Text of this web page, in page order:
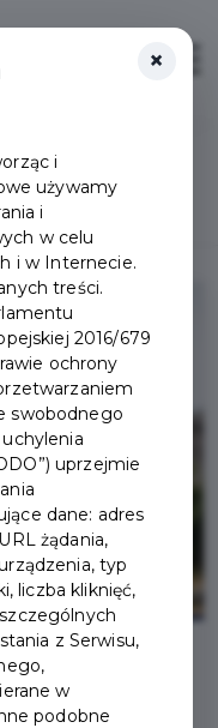
Burmistrza
r.
×
i
używamy
i
w celu
i w Internecie.
treści.
2016/679
ochrony
swobodnego
uprzejmie
dane: adres
żądania,
typ
liczba kliknięć,
z Serwisu,
w
podobne